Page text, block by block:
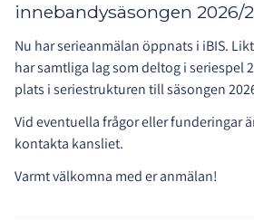
innebandysäsongen 2026/
Nu har serieanmälan öppnats i iBIS.
har samtliga lag som deltog i seriespel
plats i seriestrukturen till säsongen
Vid eventuella frågor eller funderingar
kontakta kansliet.
Varmt välkomna med er anmälan!